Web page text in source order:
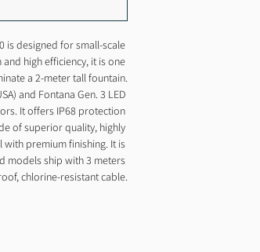
is designed for small-scale
high efficiency, it is one
a 2-meter tall fountain.
and Fontana Gen. 3 LED
It offers IP68 protection
of superior quality, highly
with premium finishing. It is
models ship with 3 meters
chlorine-resistant cable.